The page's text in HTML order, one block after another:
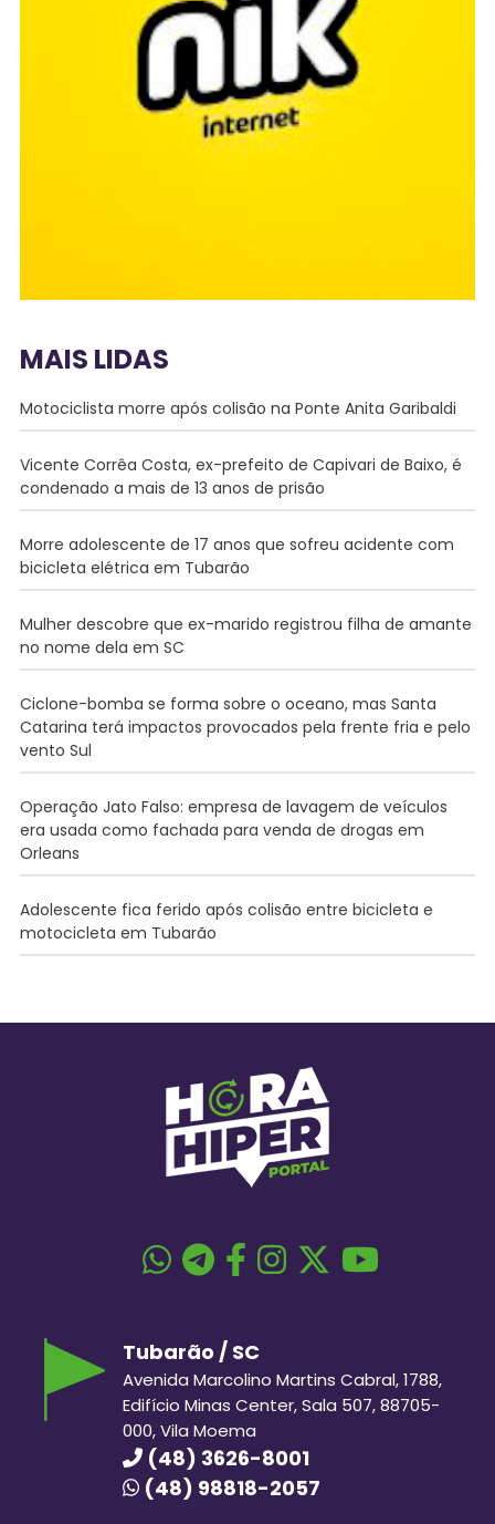
MAIS LIDAS
Motociclista morre após colisão na Ponte Anita Garibaldi
Vicente Corrêa Costa, ex-prefeito de Capivari de Baixo, é
condenado a mais de 13 anos de prisão
Morre adolescente de 17 anos que sofreu acidente com
bicicleta elétrica em Tubarão
Mulher descobre que ex-marido registrou filha de amante
no nome dela em SC
Ciclone-bomba se forma sobre o oceano, mas Santa
Catarina terá impactos provocados pela frente fria e pelo
vento Sul
Operação Jato Falso: empresa de lavagem de veículos
era usada como fachada para venda de drogas em
Orleans
Adolescente fica ferido após colisão entre bicicleta e
motocicleta em Tubarão
Tubarão / SC
Avenida Marcolino Martins Cabral, 1788,
Edifício Minas Center, Sala 507, 88705-
000, Vila Moema
(48) 3626-8001
(48) 98818-2057